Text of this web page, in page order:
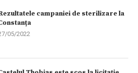
campaniei de sterilizare la
05/2022